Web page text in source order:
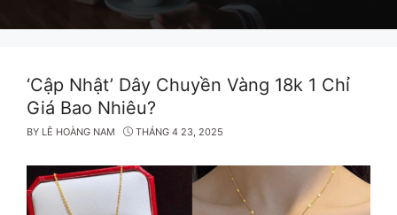
‘Cập Nhật’ Dây Chuyền Vàng 18k 1 Chỉ
Giá Bao Nhiêu?
BY LÊ HOÀNG NAM THÁNG 4 23, 2025